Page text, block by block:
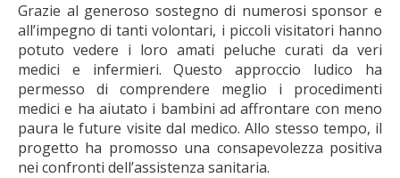
Grazie al generoso sostegno di numerosi sponsor e
all’impegno di tanti volontari, i piccoli visitatori hanno
potuto vedere i loro amati peluche curati da veri
medici e infermieri. Questo approccio ludico ha
permesso di comprendere meglio i procedimenti
medici e ha aiutato i bambini ad affrontare con meno
paura le future visite dal medico. Allo stesso tempo, il
progetto ha promosso una consapevolezza positiva
nei confronti dell’assistenza sanitaria.